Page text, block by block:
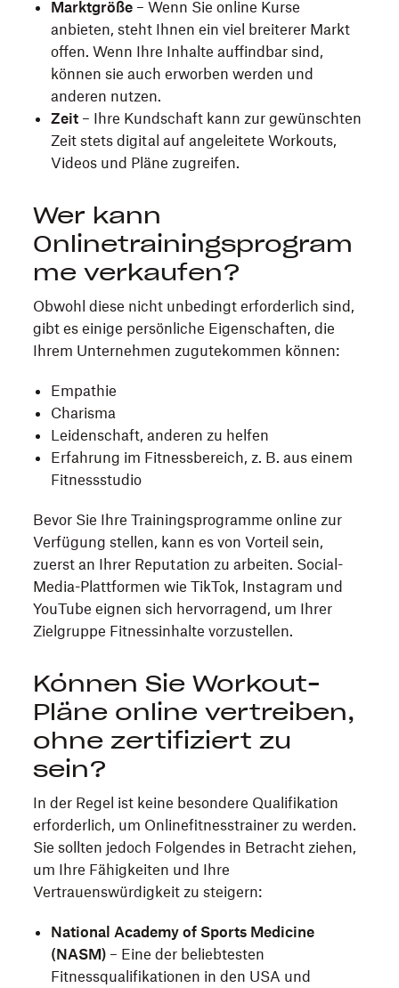
Marktgröße – Wenn Sie online Kurse
anbieten, steht Ihnen ein viel breiterer Markt
offen. Wenn Ihre Inhalte auffindbar sind,
können sie auch erworben werden und
anderen nutzen.
Zeit – Ihre Kundschaft kann zur gewünschten
Zeit stets digital auf angeleitete Workouts,
Videos und Pläne zugreifen.
Wer kann
Onlinetrainingsprogram
me verkaufen?
Obwohl diese nicht unbedingt erforderlich sind,
gibt es einige persönliche Eigenschaften, die
Ihrem Unternehmen zugutekommen können:
Empathie
Charisma
Leidenschaft, anderen zu helfen
Erfahrung im Fitnessbereich, z. B. aus einem
Fitnessstudio
Bevor Sie Ihre Trainingsprogramme online zur
Verfügung stellen, kann es von Vorteil sein,
zuerst an Ihrer Reputation zu arbeiten. Social-
Media-Plattformen wie TikTok, Instagram und
YouTube eignen sich hervorragend, um Ihrer
Zielgruppe Fitnessinhalte vorzustellen.
Können Sie Workout-
Pläne online vertreiben,
ohne zertifiziert zu
sein?
In der Regel ist keine besondere Qualifikation
erforderlich, um Onlinefitnesstrainer zu werden.
Sie sollten jedoch Folgendes in Betracht ziehen,
um Ihre Fähigkeiten und Ihre
Vertrauenswürdigkeit zu steigern:
National Academy of Sports Medicine
(NASM) – Eine der beliebtesten
Fitnessqualifikationen in den USA und